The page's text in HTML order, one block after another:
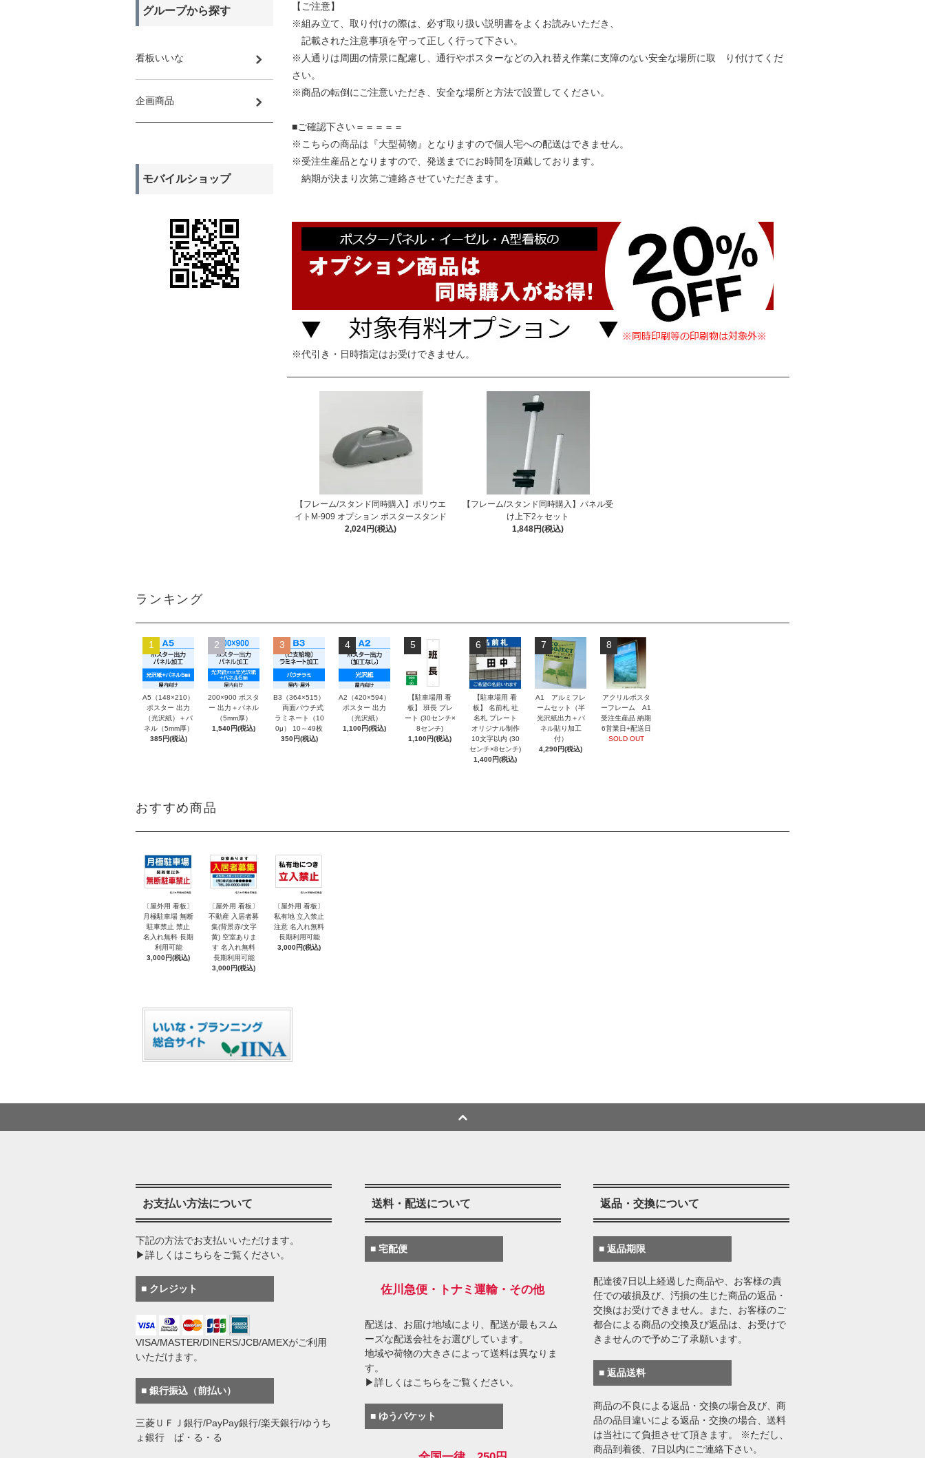
【ご注意】
※組み立て、取り付けの際は、必ず取り扱い説明書をよくお読みいただき、
記載された注意事項を守って正しく行って下さい。
※人通りは周囲の情景に配慮し、通行やポスターなどの入れ替え作業に支障のない安全な場所に取 り付けてくだ
さい。
※商品の転倒にご注意いただき、安全な場所と方法で設置してください。
■ご確認下さい＝＝＝＝＝
※こちらの商品は『大型荷物』となりますので個人宅への配送はできません。
※受注生産品となりますので、発送までにお時間を頂戴しております。
納期が決まり次第ご連絡させていただきます。
※代引き・日時指定はお受けできません。
【フレーム/スタンド同時購入】ポリウエ
イトM-909 オプション ポスタースタンド
2,024円(税込)
【フレーム/スタンド同時購入】パネル受
け上下2ヶセット
1,848円(税込)
グループから探す
看板いいな
企画商品
モバイルショップ
ランキング
1
A5（148×210）
ポスター 出力
（光沢紙）＋パ
ネル（5mm厚）
385円(税込)
2
200×900 ポスタ
ー 出力＋パネル
（5mm厚）
1,540円(税込)
3
B3（364×515）
両面パウチ式
ラミネート（10
0μ） 10～49枚
350円(税込)
4
A2（420×594）
ポスター 出力
（光沢紙）
1,100円(税込)
5
【駐車場用 看
板】 班長 プレ
ート (30センチ×
8センチ)
1,100円(税込)
6
【駐車場用 看
板】 名前札 社
名札 プレート
オリジナル制作
10文字以内 (30
センチ×8センチ)
1,400円(税込)
7
A1 アルミフレ
ームセット（半
光沢紙出力＋パ
ネル貼り加工
付）
4,290円(税込)
8
アクリルポスタ
ーフレーム A1
受注生産品 納期
6営業日+配送日
SOLD OUT
おすすめ商品
〔屋外用 看板〕
月極駐車場 無断
駐車禁止 禁止
名入れ無料 長期
利用可能
3,000円(税込)
〔屋外用 看板〕
不動産 入居者募
集(背景赤/文字
黄) 空室ありま
す 名入れ無料
長期利用可能
3,000円(税込)
〔屋外用 看板〕
私有地 立入禁止
注意 名入れ無料
長期利用可能
3,000円(税込)
お支払い方法について
下記の方法でお支払いいただけます。
▶詳しくはこちらをご覧ください。
■ クレジット
VISA/MASTER/DINERS/JCB/AMEXがご利用
いただけます。
■ 銀行振込（前払い）
三菱ＵＦＪ銀行/PayPay銀行/楽天銀行/ゆうち
ょ銀行 ぱ・る・る
送料・配送について
■ 宅配便
佐川急便・トナミ運輸・その他
配送は、お届け地域により、配送が最もスム
ーズな配送会社をお選びしています。
地域や荷物の大きさによって送料は異なりま
す。
▶詳しくはこちらをご覧ください。
■ ゆうパケット
返品・交換について
■ 返品期限
配達後7日以上経過した商品や、お客様の責
任での破損及び、汚損の生じた商品の返品・
交換はお受けできません。また、お客様のご
都合による商品の交換及び返品は、お受けで
きませんので予めご了承願います。
■ 返品送料
商品の不良による返品・交換の場合及び、商
品の品目違いによる返品・交換の場合、送料
は当社にて負担させて頂きます。 ※ただし、
商品到着後、7日以内にご連絡下さい。